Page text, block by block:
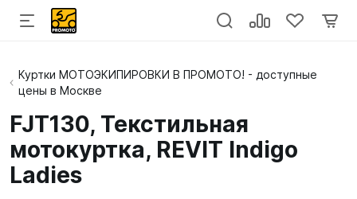
Куртки МОТОЭКИПИРОВКИ В ПРОМОТО! - доступные
цены в Москве
FJT130, Текстильная
мотокуртка, REVIT Indigo
Ladies